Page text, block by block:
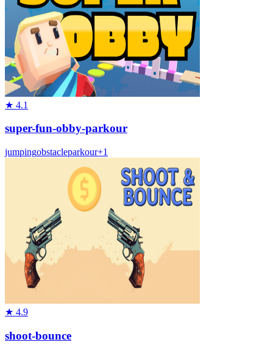
★ 4.1
super-fun-obby-parkour
jumpingobstacleparkour+1
★ 4.9
shoot-bounce